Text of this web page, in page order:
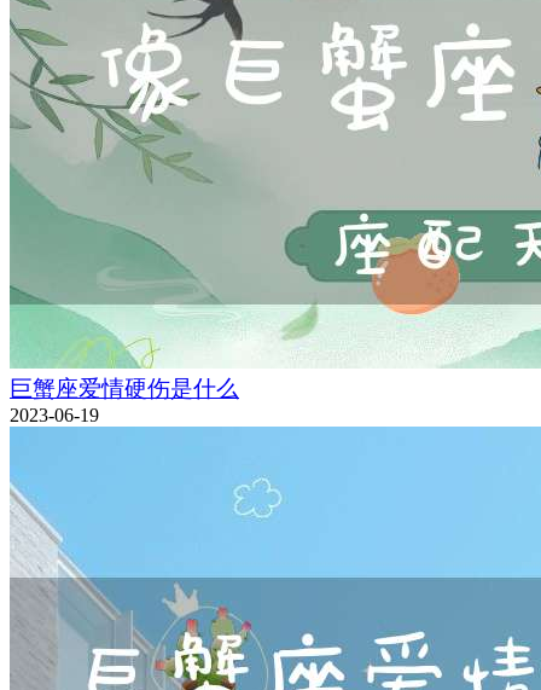
巨蟹座爱情硬伤是什么
2023-06-19